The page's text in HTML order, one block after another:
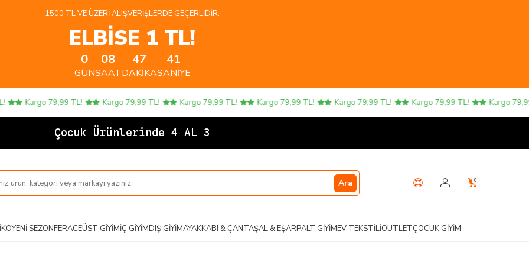
1500 TL VE ÜZERI ALIŞVERIŞLERDE GEÇERLIDIR.
ELBİSE 1 TL!
0
GÜN
08
SAAT
47
DAKIKA
41
SANIYE
Kargo 79,99 TL! Kargo 79,99 TL! Kargo 79,99 TL! Kargo 79,99 TL! Kargo 79,99 TL! Kargo 79,99 TL! Kargo 79,99
Çocuk Ürünlerinde 4 AL 3 ÖD
Ara 0
YENI SEZONFERACEÜST GIYIMİÇ GIYIMDIŞ GIYIMAYAKKABI & ÇANTAŞAL & EŞARPALT GIYIMEV TEKSTILIOUTLETÇOCUK GIYIM